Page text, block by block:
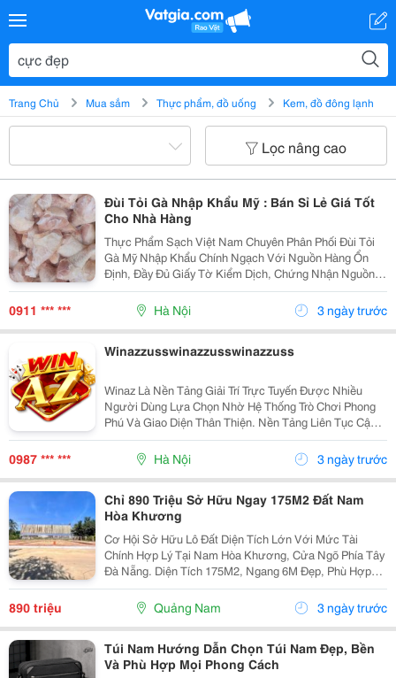
Trang Chủ Mua sắm Thực phẩm, đồ uống Kem, đồ đông lạnh
Lọc nâng cao
Đùi Tỏi Gà Nhập Khẩu Mỹ : Bán Sỉ Lẻ Giá Tốt
Cho Nhà Hàng
Thực Phẩm Sạch Việt Nam Chuyên Phân Phối Đùi Tỏi
Gà Mỹ Nhập Khẩu Chính Ngạch Với Nguồn Hàng Ổn
Định, Đầy Đủ Giấy Tờ Kiểm Dịch, Chứng Nhận Nguồn
Gốc Xuất Xứ Và Đảm Bảo An Toàn Thực Phẩm. Sản
Phẩm Được Cấp Đông Theo Tiêu Chuẩn Quốc Tế, Giữ
Trọn Độ Tươi...
0911 *** *** Hà Nội 3 ngày trước
Winazzusswinazzusswinazzuss
Winaz Là Nền Tảng Giải Trí Trực Tuyến Được Nhiều
Người Dùng Lựa Chọn Nhờ Hệ Thống Trò Chơi Phong
Phú Và Giao Diện Thân Thiện. Nền Tảng Liên Tục Cập
Nhật Các Tính Năng Mới Nhằm Mang Đến Trải Nghiệm
Ổn Định Trên Cả Máy Tính Và Thiết Bị Di Động.
0987 *** *** Hà Nội 3 ngày trước
Chỉ 890 Triệu Sở Hữu Ngay 175M2 Đất Nam
Hòa Khương
Cơ Hội Sở Hữu Lô Đất Diện Tích Lớn Với Mức Tài
Chính Hợp Lý Tại Nam Hòa Khương, Cửa Ngõ Phía Tây
Đà Nẵng. Diện Tích 175M2, Ngang 6M Đẹp, Phù Hợp
Xây Nhà Hoặc Đầu Tư Lâu Dài. Chỉ 500M Đến Chợ Đại
Hiệp Và Trường Học Các Cấp. Khu Dân Cư Hiện Hữu,...
890 triệu Quảng Nam 3 ngày trước
Túi Nam Hướng Dẫn Chọn Túi Nam Đẹp, Bền
Và Phù Hợp Mọi Phong Cách